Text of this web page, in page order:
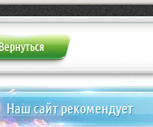
Наш сайт рекомендует